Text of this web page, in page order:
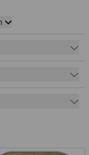
aus hoch
Innereien und
Genuss.